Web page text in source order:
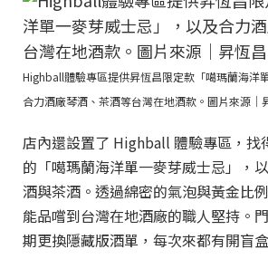
Highball體驗專區提供昇恆昌限定款「噶瑪蘭海洋
合力酒廠琴酒、茶酒等台灣在地酒款。圖片來源｜
店內還設置了 Highball 體驗專區，找
的「噶瑪蘭海洋單一麥芽威士忌」，
酒與茶酒。透過綿密的氣泡與黃金比
能品嚐到台灣在地酒廠的職人堅持。
期更換隱藏版酒單，每次來都有開盲